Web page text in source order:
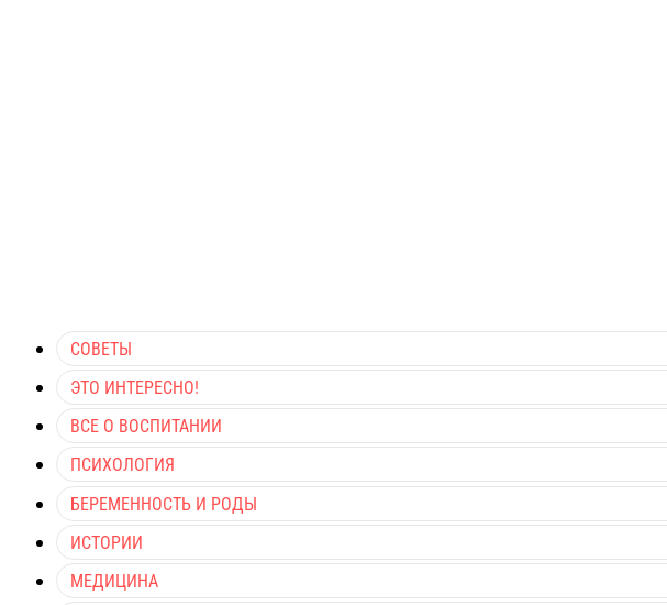
СОВЕТЫ
ЭТО ИНТЕРЕСНО!
ВСЕ О ВОСПИТАНИИ
ПСИХОЛОГИЯ
БЕРЕМЕННОСТЬ И РОДЫ
ИСТОРИИ
МЕДИЦИНА